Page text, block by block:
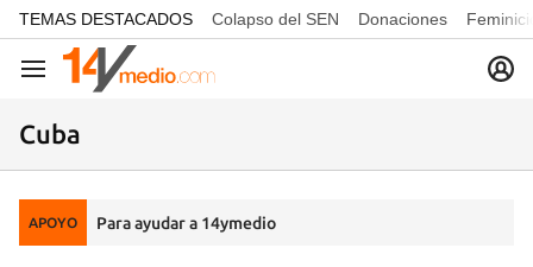
common.go-to-content
TEMAS DESTACADOS Colapso del SEN Donaciones
Navegación
Cuba
APOYO Para ayudar a 14ymedio